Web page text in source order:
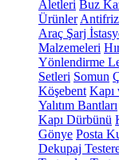
Aletleri Buz
Ürünler
Araç Şarj
Malzemeleri
Yönlendirme
Setleri Somun
Köşebent Kapı
Yalıtım Bantları
Kapı Dürbünü
Gönye Posta
Dekupaj